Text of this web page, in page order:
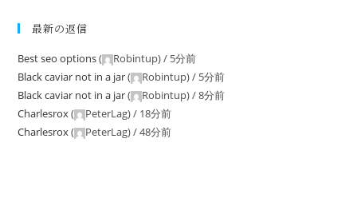
最新の返信
Best seo options( Robintup) / 5分前
Black caviar not in a jar( Robintup) / 5分前
Black caviar not in a jar( Robintup) /8分前
Charlesrox( PeterLag) / 18分前
Charlesrox( PeterLag) /48分前